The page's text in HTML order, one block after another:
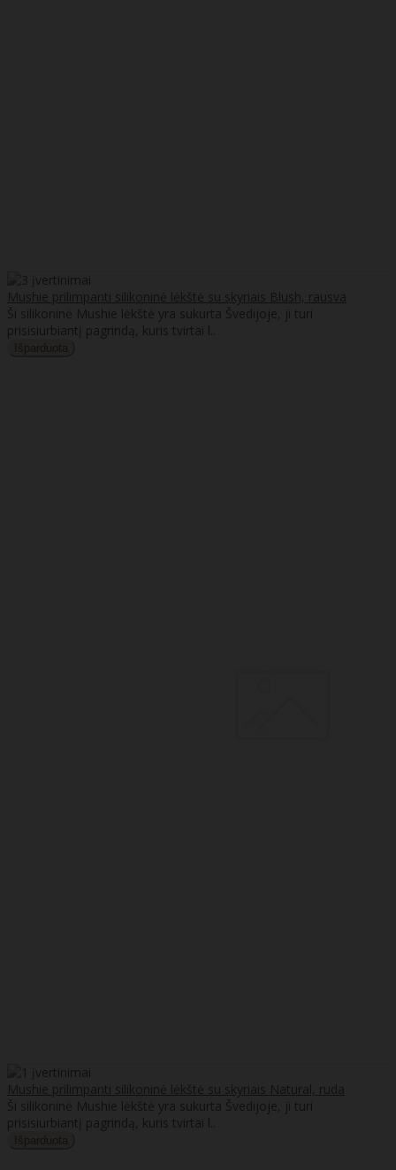
Mushie prilimpanti silikoninė lėkštė su skyriais Blush, rausva
Ši silikoninė Mushie lėkštė yra sukurta Švedijoje, ji turi
prisisiurbiantį pagrindą, kuris tvirtai l..
Mushie prilimpanti silikoninė lėkštė su skyriais Natural, ruda
Ši silikoninė Mushie lėkštė yra sukurta Švedijoje, ji turi
prisisiurbiantį pagrindą, kuris tvirtai l..